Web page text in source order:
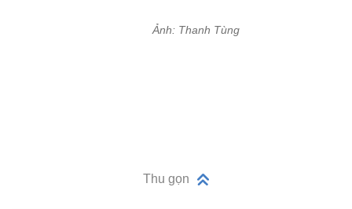
Ảnh: Thanh Tùng
Thu gọn